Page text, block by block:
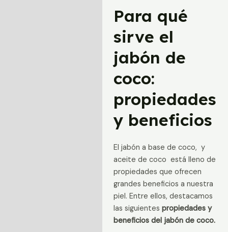
Para qué
sirve el
jabón de
coco:
propiedades
y beneficios
El jabón a base de coco, y
aceite de coco está lleno de
propiedades que ofrecen
grandes beneficios a nuestra
piel. Entre ellos, destacamos
las siguientes propiedades y
beneficios del jabón de coco.